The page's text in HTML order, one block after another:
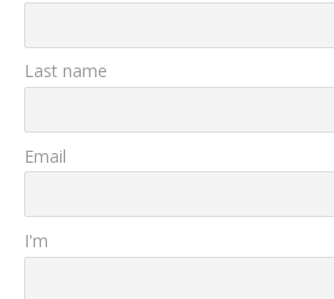
Last name
Email
I'm